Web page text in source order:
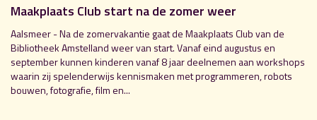
Maakplaats Club start na de zomer weer
Aalsmeer - Na de zomervakantie gaat de Maakplaats Club van de
Bibliotheek Amstelland weer van start. Vanaf eind augustus en
september kunnen kinderen vanaf 8 jaar deelnemen aan workshops
waarin zij spelenderwijs kennismaken met programmeren, robots
bouwen, fotografie, film en...